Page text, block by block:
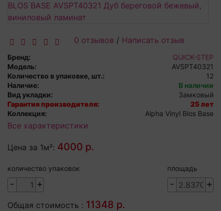
0 отзывов / Написать отзыв
Бренд:
QUICK-STEP
Модель:
AVSPT40321
Количество в упаковке, шт.:
12
Наличие:
В наличии
Вид укладки:
Замковый
Гарантия производителя:
25 лет
Коллекция:
Alpha Vinyl Blos Base
Все характеристики
Цена за 1м²: 4000 р.
количество упаковок
- +
площадь
- +
Общая стоимость : 11348 р.